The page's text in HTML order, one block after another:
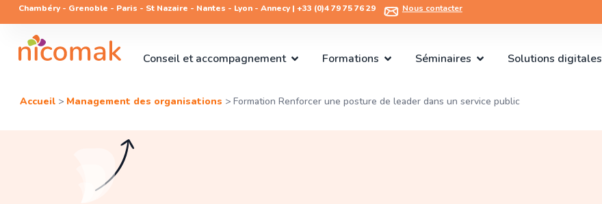
Chambéry - Grenoble - Paris - St Nazaire - Nantes - Lyon - Annecy | +33 (0)4 79 75 76 29​ Nous contacter
Conseil et accompagnement Formations Séminaires Solutions digitales
Accueil> Management des organisations > Formation Renforcer une posture de leader dans un service public